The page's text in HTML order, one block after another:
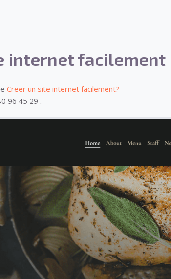
internet facilement
Creer un site internet facilement?
96 45 29 .